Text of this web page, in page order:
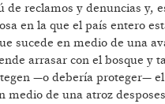
de reclamos y denuncias y,
en la que el país entero
sucede en medio de una
arrasar con el bosque y
—o debería proteger—
medio de una atroz